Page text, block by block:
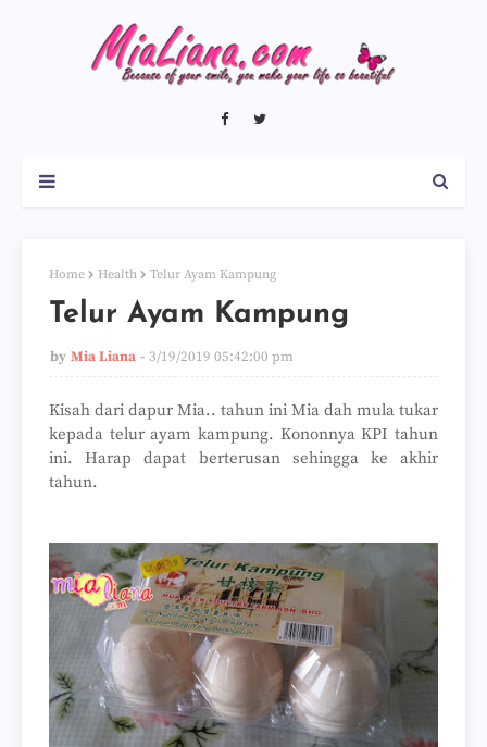
Home Health Telur Ayam Kampung
Telur Ayam Kampung
by Mia Liana 3/19/2019 05:42:00 pm
Kisah dari dapur Mia.. tahun ini Mia dah mula tukar
kepada telur ayam kampung. Kononnya KPI tahun
ini. Harap dapat berterusan sehingga ke akhir
tahun.